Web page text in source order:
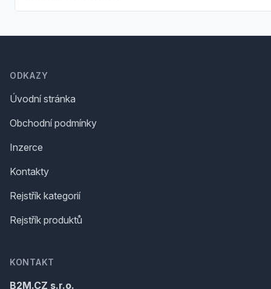
ODKAZY
Úvodní stránka
Obchodní podmínky
Inzerce
Kontakty
Rejstřík kategorií
Rejstřík produktů
KONTAKT
B2M.CZ s.r.o.